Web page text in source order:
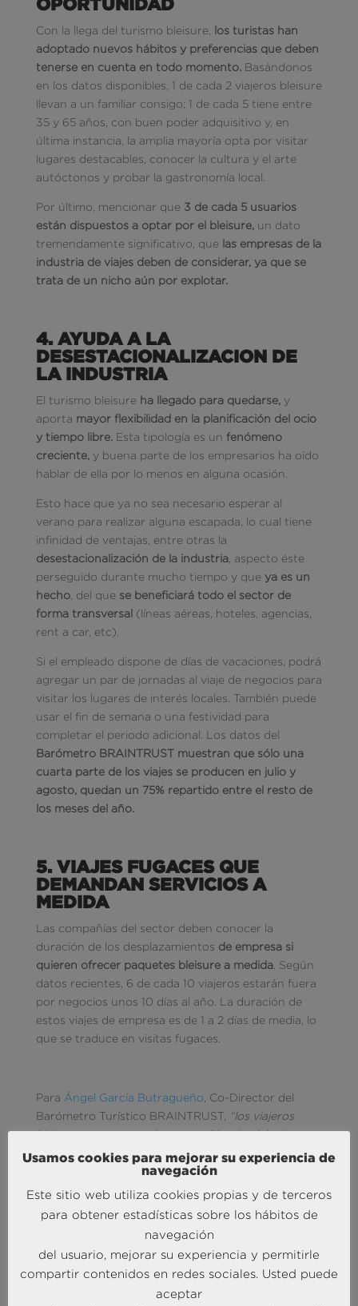
Con la llega del turismo bleisure,
los turistas han
adoptado nuevos hábitos y preferencias que deben
tenerse en cuenta en todo momento. Basándonos
en los datos disponibles, 1 de cada 2 viajeros bleisure
llevan a un familiar consigo; 1 de cada 5 tiene entre
35 y 65 años, con buen poder adquisitivo y, en
última instancia, la amplia mayoría opta por visitar
lugares destacables, conocer la cultura y el arte
autóctonos y probar la gastronomía local.
Por último, mencionar que 3 de cada 5 usuarios
están dispuestos a optar por el bleisure, un dato
tremendamente significativo, que las empresas de la
industria de viajes deben de considerar, ya que se
trata de un nicho aún por explotar.
4. AYUDA A LA
DESESTACIONALIZACION DE
LA INDUSTRIA
El turismo bleisure ha llegado para quedarse, y
aporta mayor flexibilidad en la planificación del ocio
y tiempo libre. Esta tipología es un fenómeno
creciente, y buena parte de los empresarios ha oído
hablar de ella por lo menos en alguna ocasión.
Esto hace que ya no sea necesario esperar al
verano para realizar alguna escapada, lo cual tiene
infinidad de ventajas, entre otras la
desestacionalización de la industria, aspecto éste
perseguido durante mucho tiempo y que ya es un
hecho, del que se beneficiará todo el sector de
forma transversal (líneas aéreas, hoteles, agencias,
rent a car, etc).
Si el empleado dispone de días de vacaciones, podrá
agregar un par de jornadas al viaje de negocios para
visitar los lugares de interés locales. También puede
usar el fin de semana o una festividad para
completar el periodo adicional. Los datos del
Barómetro BRAINTRUST muestran que sólo una
cuarta parte de los viajes se producen en julio y
agosto, quedan un 75% repartido entre el resto de
los meses del año.
5. VIAJES FUGACES QUE
DEMANDAN SERVICIOS A
MEDIDA
Las compañías del sector deben conocer la
duración de los desplazamientos de empresa si
quieren ofrecer paquetes bleisure a medida. Según
datos recientes, 6 de cada 10 viajeros estarán fuera
por negocios unos 10 días al año. La duración de
estos viajes de empresa es de 1 a 2 días de media, lo
que se traduce en visitas fugaces.
Para Ángel García Butragueño , Co-Director del
Barómetro Turístico BRAINTRUST,
“los viajeros
bleisure esperan que las compañías de viajes los
«encuentren» en el entorno donde pasan la mayor
parte de su tiempo: internet. Esto significa que
empresas turísticas
deben aprovechar las redes
servicios y opiniones. Para ello deben salir de su
área de confort, yampliar su radio de acción,
comprendiendo primero el customer journey
completo, y definiendo después los puntos de
Usamos cookies para mejorar su experiencia de
navegación
Este sitio web utiliza cookies propias y de terceros
para obtener estadísticas sobre los hábitos de
navegación
del usuario, mejorar su experiencia y permitirle
compartir contenidos en redes sociales. Usted puede
aceptar